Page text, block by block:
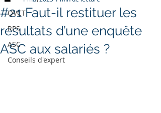
QVCT
RPS
ASC
Conseils d'expert
#21 Faut-il restituer les
résultats d’une enquête
ASC aux salariés ?